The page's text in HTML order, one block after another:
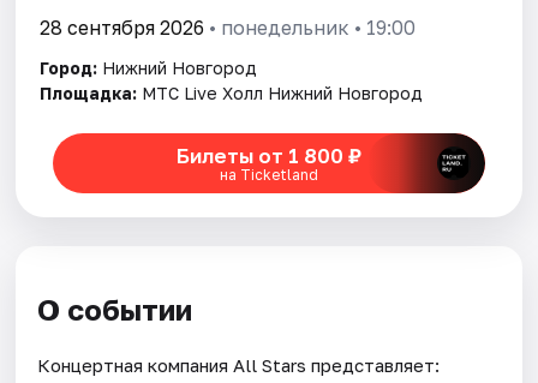
28 сентября 2026 • понедельник • 19:00
Город: Нижний Новгород
Площадка: МТС Live Холл Нижний Новгород
Билеты от 1 800 ₽
на Ticketland
О событии
Концертная компания All Stars представляет: